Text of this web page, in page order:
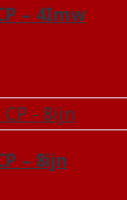
– 4Imw
– 8ijn